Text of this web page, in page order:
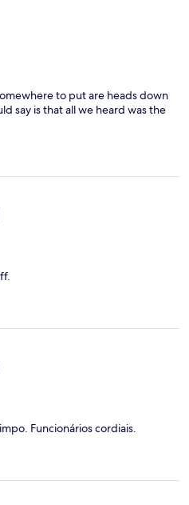
to put are heads down
say is that all we heard was the
Funcionários cordiais.